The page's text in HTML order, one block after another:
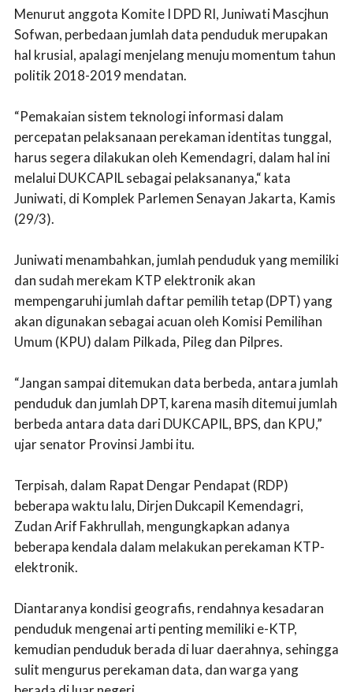
Menurut anggota Komite I DPD RI, Juniwati Mascjhun
Sofwan, perbedaan jumlah data penduduk merupakan
hal krusial, apalagi menjelang menuju momentum tahun
politik 2018-2019 mendatan.
“Pemakaian sistem teknologi informasi dalam
percepatan pelaksanaan perekaman identitas tunggal,
harus segera dilakukan oleh Kemendagri, dalam hal ini
melalui DUKCAPIL sebagai pelaksananya,“ kata
Juniwati, di Komplek Parlemen Senayan Jakarta, Kamis
(29/3).
Juniwati menambahkan, jumlah penduduk yang memiliki
dan sudah merekam KTP elektronik akan
mempengaruhi jumlah daftar pemilih tetap (DPT) yang
akan digunakan sebagai acuan oleh Komisi Pemilihan
Umum (KPU) dalam Pilkada, Pileg dan Pilpres.
“Jangan sampai ditemukan data berbeda, antara jumlah
penduduk dan jumlah DPT, karena masih ditemui jumlah
berbeda antara data dari DUKCAPIL, BPS, dan KPU,”
ujar senator Provinsi Jambi itu.
Terpisah, dalam Rapat Dengar Pendapat (RDP)
beberapa waktu lalu, Dirjen Dukcapil Kemendagri,
Zudan Arif Fakhrullah, mengungkapkan adanya
beberapa kendala dalam melakukan perekaman KTP-
elektronik.
Diantaranya kondisi geografis, rendahnya kesadaran
penduduk mengenai arti penting memiliki e-KTP,
kemudian penduduk berada di luar daerahnya, sehingga
sulit mengurus perekaman data, dan warga yang